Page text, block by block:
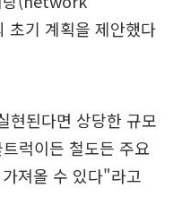
기 계획을 제안했다
현된다면 상당한 규모
럭이든 철도든 주요
져올 수 있다"라고